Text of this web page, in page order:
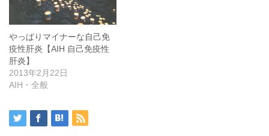
やっぱりマイナーな自己免
疫性肝炎【AIH 自己免疫性
肝炎】
2013年2月22日
AIH・全般